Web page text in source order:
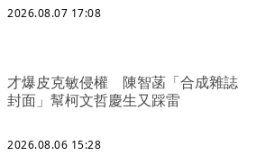
2026.08.07 17:08
才爆皮克敏侵權 陳智菡「合成雜誌
封面」幫柯文哲慶生又踩雷
2026.08.06 15:28